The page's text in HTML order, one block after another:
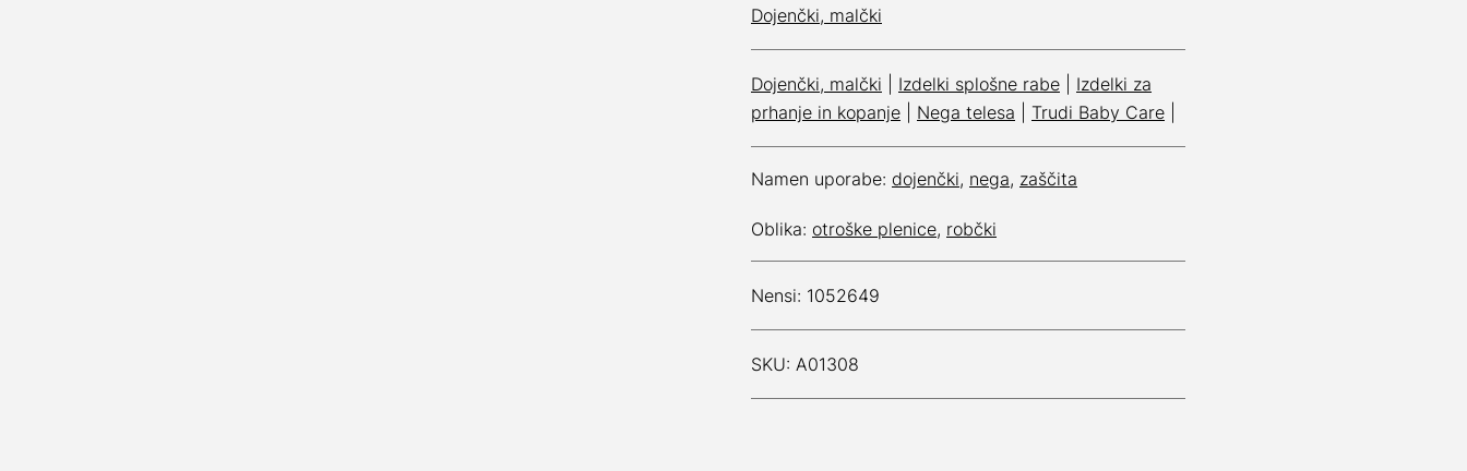
Dojenčki, malčki
Dojenčki, malčki Izdelki splošne rabe
Izdelki za
prhanje in kopanje
Nega telesa Trudi Baby Care
Namen uporabe: dojenčki, nega, zaščita
Oblika: otroške plenice, robčki
Nensi: 1052649
SKU: A01308